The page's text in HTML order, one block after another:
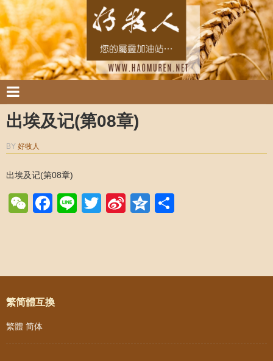
出埃及记(第08章)
BY 好牧人
出埃及记(第08章)
WeChat
Facebook
LineTwitter
SinaQzone
Post navigation
繁简體互換
繁體 简体